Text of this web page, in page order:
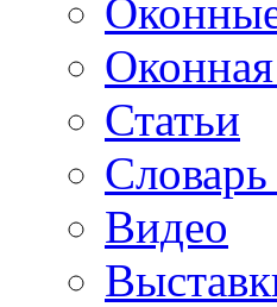
Статьи
Видео